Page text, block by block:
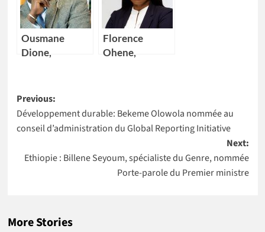
l’Africa Food
Prize 2020
Niger à
intégrer la
NASA
Ousmane
Dione,
de la Banque
mondiale pour
4 pays Africains
Florence
Ohene,
Ghana
Post
navigation
Previous:
Développement durable: Bekeme Olowola nommée au
conseil d’administration du Global Reporting Initiative
Next:
Ethiopie : Billene Seyoum, spécialiste du Genre, nommée
Porte-parole du Premier ministre
More Stories